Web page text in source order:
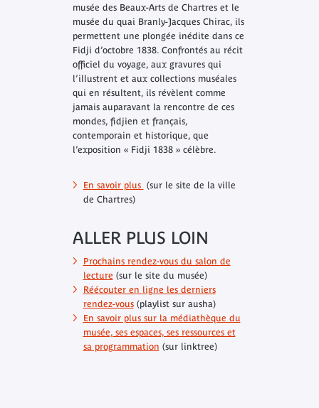
musée des Beaux-Arts de Chartres et le
musée du quai Branly-Jacques Chirac, ils
permettent une plongée inédite dans ce
Fidji d’octobre 1838. Confrontés au récit
officiel du voyage, aux gravures qui
l’illustrent et aux collections muséales
qui en résultent, ils révèlent comme
jamais auparavant la rencontre de ces
mondes, fidjien et français,
contemporain et historique, que
l’exposition « Fidji 1838 » célèbre.
En savoir plus (sur le site de la ville
de Chartres)
ALLER PLUS LOIN
Prochains rendez-vous du salon de
lecture (sur le site du musée)
Réécouter en ligne les derniers
rendez-vous(playlist sur ausha)
En savoir plus sur la médiathèque du
musée, ses espaces, ses ressources et
sa programmation (sur linktree)